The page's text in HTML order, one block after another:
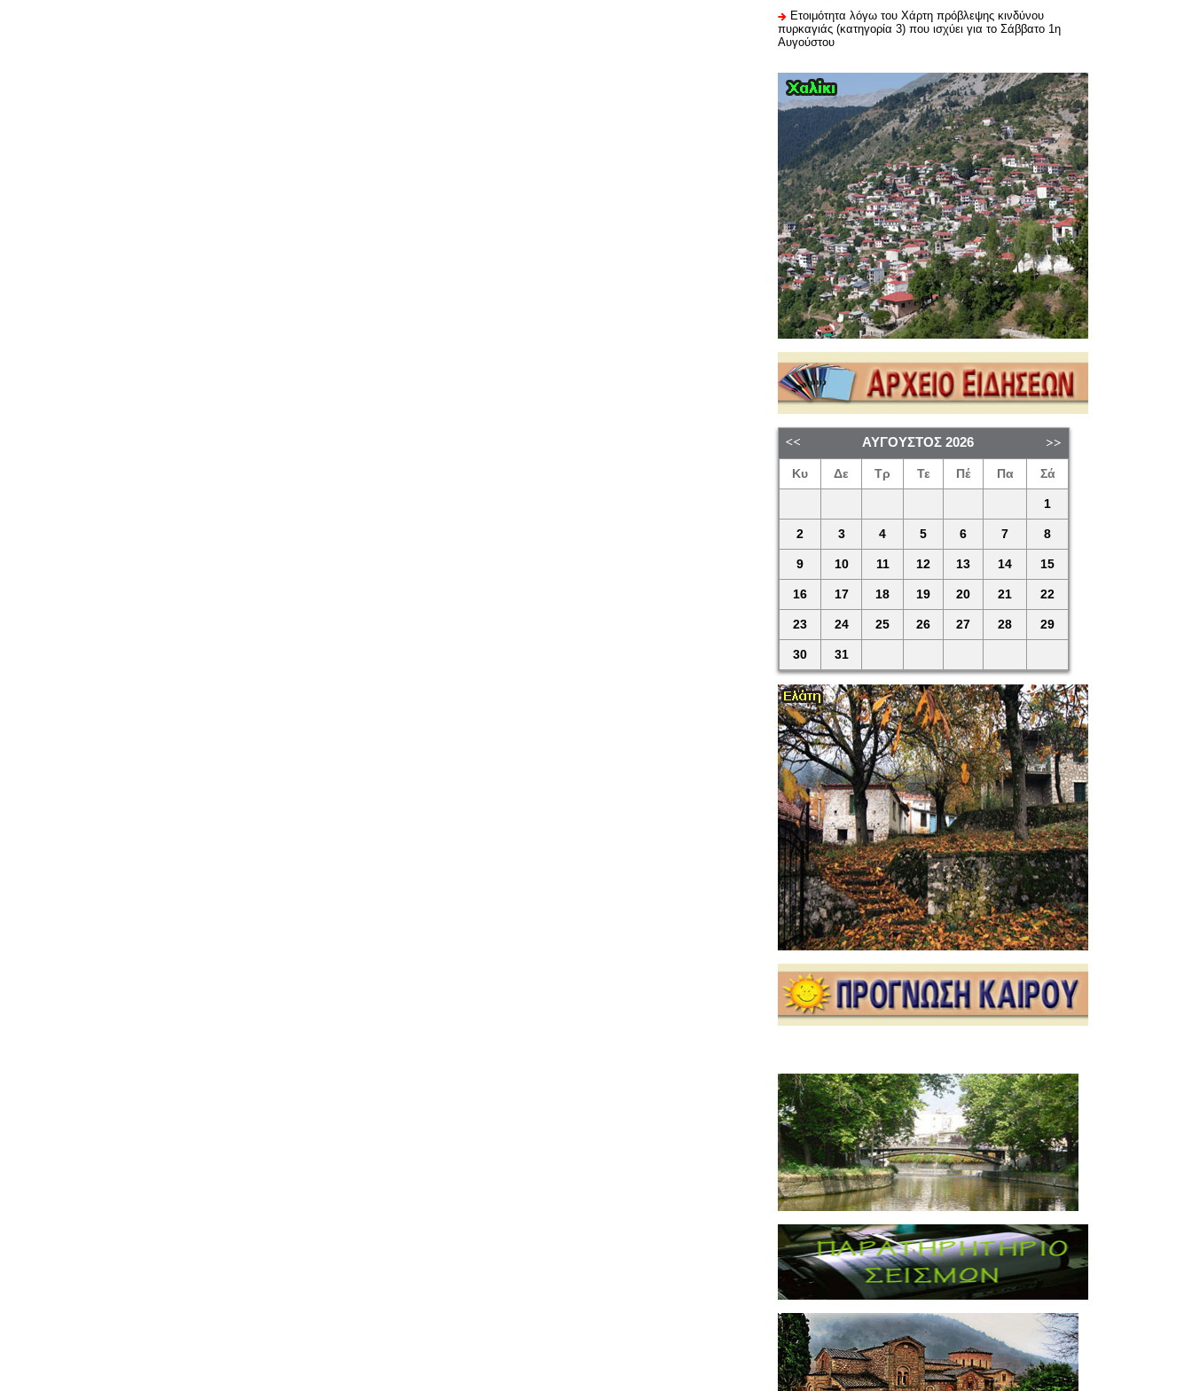
Ετοιμότητα λόγω του Χάρτη πρόβλεψης κινδύνου
πυρκαγιάς (κατηγορία 3) που ισχύει για το Σάββατο 1η
Αυγούστου
ΑΎΓΟΥΣΤΟΣ 2026
Κυ Δε Τρ Τε Πέ Πα Σά
1
2 3 4 5 6 7 8
9 10 11 12 13 14 15
16 17 18 19 20 21 22
23 24 25 26 27 28 29
30 31